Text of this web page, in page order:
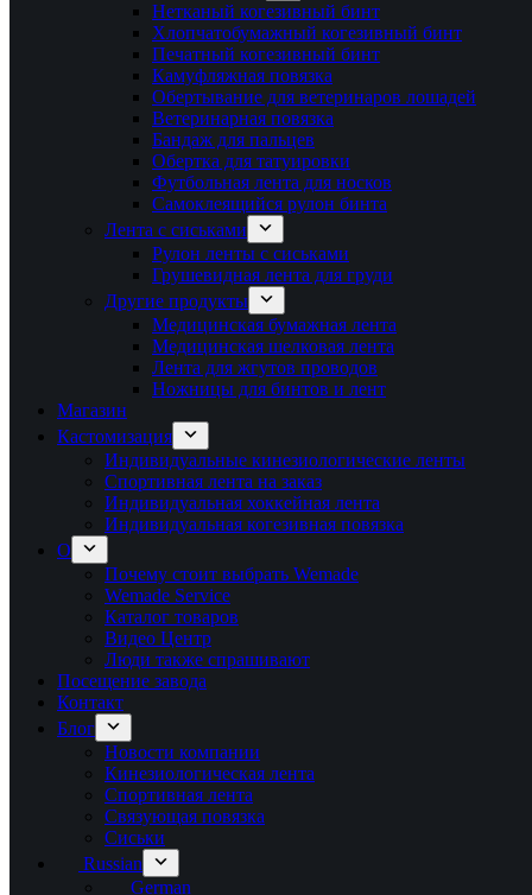
Нетканый когезивный бинт
Хлопчатобумажный когезивный бинт
Печатный когезивный бинт
Камуфляжная повязка
Обертывание для ветеринаров лошадей
Ветеринарная повязка
Бандаж для пальцев
Обертка для татуировки
Футбольная лента для носков
Самоклеящийся рулон бинта
Лента с сиськами
Рулон ленты с сиськами
Грушевидная лента для груди
Другие продукты
Медицинская бумажная лента
Медицинская шелковая лента
Лента для жгутов проводов
Ножницы для бинтов и лент
Магазин
Кастомизация
Индивидуальные кинезиологические ленты
Спортивная лента на заказ
Индивидуальная хоккейная лента
Индивидуальная когезивная повязка
О
Почему стоит выбрать Wemade
Wemade Service
Каталог товаров
Видео Центр
Люди также спрашивают
Посещение завода
Контакт
Блог
Новости компании
Кинезиологическая лента
Спортивная лента
Связующая повязка
Сиськи
Russian
German